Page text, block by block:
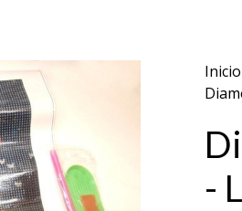
Inicio
-